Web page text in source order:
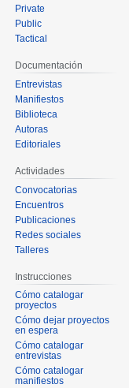
Private
Public
Tactical
Documentación
Entrevistas
Manifiestos
Biblioteca
Autoras
Editoriales
Actividades
Convocatorias
Encuentros
Publicaciones
Redes sociales
Talleres
Instrucciones
Cómo catalogar
proyectos
Cómo dejar proyectos
en espera
Cómo catalogar
entrevistas
Cómo catalogar
manifiestos